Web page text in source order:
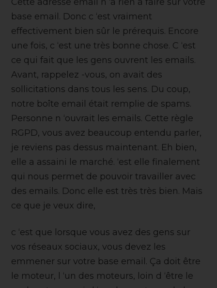
base email. Donc c ‘est vraiment
effectivement bien sûr le prérequis. Encore
une fois, c ‘est une très bonne chose. C ‘est
ce qui fait que les gens ouvrent les emails.
Avant, rappelez -vous, on avait des
sollicitations dans tous les sens. Du coup,
notre boîte email était remplie de spams.
Personne n ‘ouvrait les emails. Cette règle
RGPD, vous avez beaucoup entendu parler,
je reviens pas dessus maintenant. Eh bien,
elle a assaini le marché. ‘est elle finalement
qui nous permet de pouvoir travailler avec
des emails. Donc elle est très très bien. Mais
ce que je veux dire,
c ‘est que lorsque vous avez des gens sur
vos réseaux sociaux, vous devez les
emmener sur votre base email. Ça doit être
le moteur, l ‘un des moteurs, loin d ‘être le